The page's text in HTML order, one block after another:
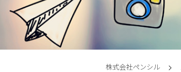
株式会社ペンシル